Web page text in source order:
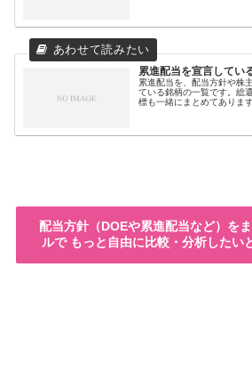
累進配当を宣言してい
累進配当を、配当方針や株
ている銘柄の一覧です。総
標も一緒にまとめてあります
配当方針（DOEや累進配当など）を
ルで もっと自由に比較・分析したい